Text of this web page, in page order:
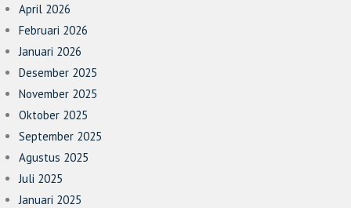
April 2026
Februari 2026
Januari 2026
Desember 2025
November 2025
Oktober 2025
September 2025
Agustus 2025
Juli 2025
Januari 2025